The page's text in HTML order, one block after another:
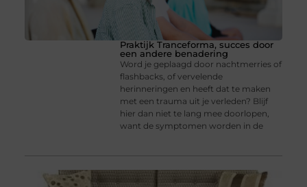
Praktijk Tranceforma, succes door
een andere benadering
Word je geplaagd door nachtmerries of
flashbacks, of vervelende
herinneringen en heeft dat te maken
met een trauma uit je verleden? Blijf
hier dan niet te lang mee doorlopen,
want de symptomen worden in de